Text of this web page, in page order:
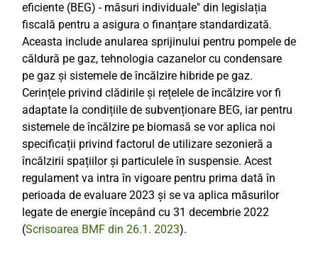
eficiente (BEG) - măsuri individuale" din legislația
fiscală pentru a asigura o finanțare standardizată.
Aceasta include anularea sprijinului pentru pompele de
căldură pe gaz, tehnologia cazanelor cu condensare
pe gaz și sistemele de încălzire hibride pe gaz.
Cerințele privind clădirile și rețelele de încălzire vor fi
adaptate la condițiile de subvenționare BEG, iar pentru
sistemele de încălzire pe biomasă se vor aplica noi
specificații privind factorul de utilizare sezonieră a
încălzirii spațiilor și particulele în suspensie. Acest
regulament va intra în vigoare pentru prima dată în
perioada de evaluare 2023 și se va aplica măsurilor
legate de energie începând cu 31 decembrie 2022
(Scrisoarea BMF din 26.1. 2023).